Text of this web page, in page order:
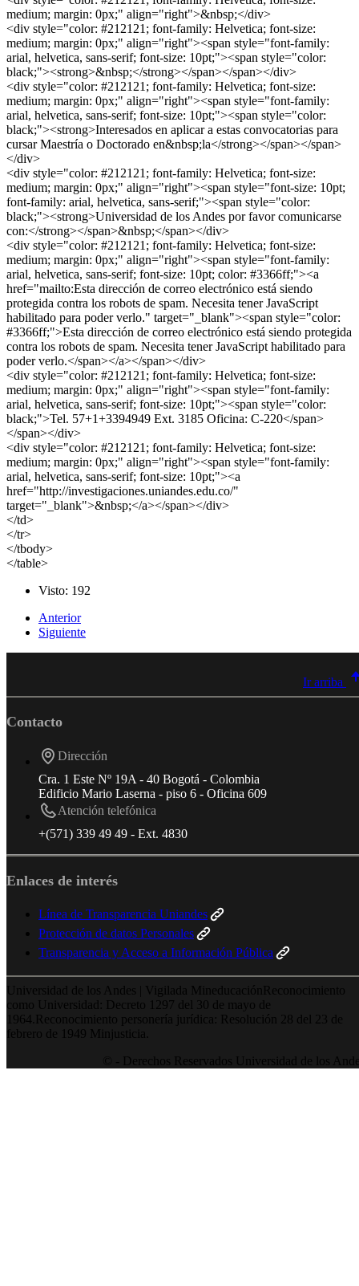
medium; margin: 0px;" align="right">&nbsp;</div>
<div style="color: #212121; font-family: Helvetica; font-size:
medium; margin: 0px;" align="right"><span style="font-family:
arial, helvetica, sans-serif; font-size: 10pt;"><span style="color:
black;"><strong>&nbsp;</strong></span></span></div>
<div style="color: #212121; font-family: Helvetica; font-size:
medium; margin: 0px;" align="right"><span style="font-family:
arial, helvetica, sans-serif; font-size: 10pt;"><span style="color:
black;"><strong>Interesados en aplicar a estas convocatorias para
cursar Maestría o Doctorado en&nbsp;la</strong></span></span>
</div>
<div style="color: #212121; font-family: Helvetica; font-size:
medium; margin: 0px;" align="right"><span style="font-size: 10pt;
font-family: arial, helvetica, sans-serif;"><span style="color:
black;"><strong>Universidad de los Andes por favor comunicarse
con:</strong></span>&nbsp;</span></div>
<div style="color: #212121; font-family: Helvetica; font-size:
medium; margin: 0px;" align="right"><span style="font-family:
arial, helvetica, sans-serif; font-size: 10pt; color: #3366ff;"><a
href="mailto:Esta dirección de correo electrónico está siendo
protegida contra los robots de spam. Necesita tener JavaScript
habilitado para poder verlo." target="_blank"><span style="color:
#3366ff;">Esta dirección de correo electrónico está siendo protegida
contra los robots de spam. Necesita tener JavaScript habilitado para
poder verlo.</span></a></span></div>
<div style="color: #212121; font-family: Helvetica; font-size:
medium; margin: 0px;" align="right"><span style="font-family:
arial, helvetica, sans-serif; font-size: 10pt;"><span style="color:
black;">Tel. 57+1+3394949 Ext. 3185 Oficina: C-220</span>
</span></div>
<div style="color: #212121; font-family: Helvetica; font-size:
medium; margin: 0px;" align="right"><span style="font-family:
arial, helvetica, sans-serif; font-size: 10pt;"><a
href="http://investigaciones.uniandes.edu.co/"
target="_blank">&nbsp;</a></span></div>
</td>
</tr>
</tbody>
</table>
Visto: 192
Anterior
Siguiente
Ir arriba
Contacto
Dirección
Cra. 1 Este Nº 19A - 40 Bogotá - Colombia
Edificio Mario Laserna - piso 6 - Oficina 609
Atención telefónica
+(571) 339 49 49 - Ext. 4830
Enlaces de interés
Línea de Transparencia Uniandes
Protección de datos Personales
Transparencia y Acceso a Información Pública
Universidad de los Andes | Vigilada MineducaciónReconocimiento
como Universidad: Decreto 1297 del 30 de mayo de
1964.Reconocimiento personería jurídica: Resolución 28 del 23 de
febrero de 1949 Minjusticia.
© - Derechos Reservados Universidad de los